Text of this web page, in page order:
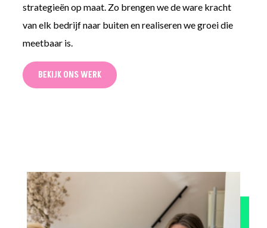
strategieën op maat. Zo brengen we de ware kracht
van elk bedrijf naar buiten en realiseren we groei die
meetbaar is.
BEKIJK ONS WERK